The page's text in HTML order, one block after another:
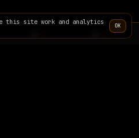
PRICING
this site work and analytics
OK